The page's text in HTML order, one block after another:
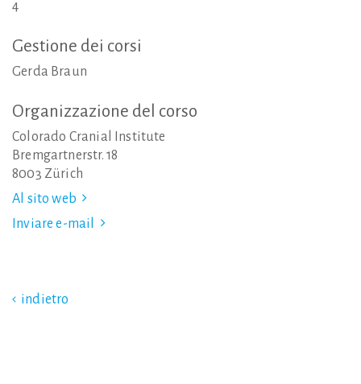
4
Gestione dei corsi
Gerda Braun
Organizzazione del corso
Colorado Cranial Institute
Bremgartnerstr. 18
8003 Zürich
Al sito web
Inviare e-mail
indietro